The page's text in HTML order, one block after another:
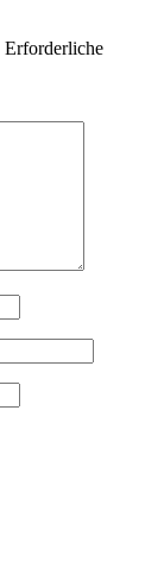
Erforderliche